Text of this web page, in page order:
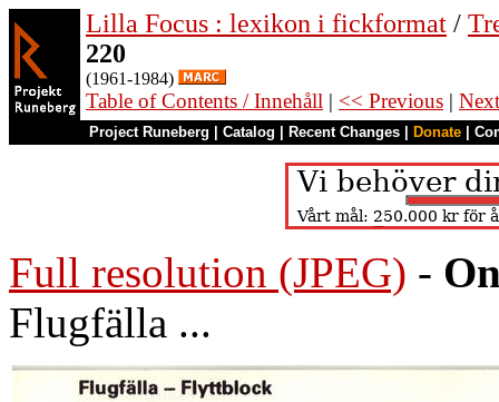
Lilla Focus : lexikon i fickformat /
220
(1961-1984)
Table of Contents / Innehåll | << Previous |
Project Runeberg Catalog Recent Changes Donate
Full resolution (JPEG) -
Flugfälla ...